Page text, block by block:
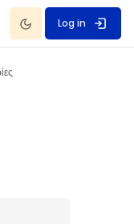
Dark Mode
Log in